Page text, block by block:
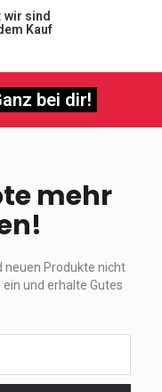
wir sind
Kauf
bei dir!
mehr
neuen Produkte nicht
und erhalte Gutes